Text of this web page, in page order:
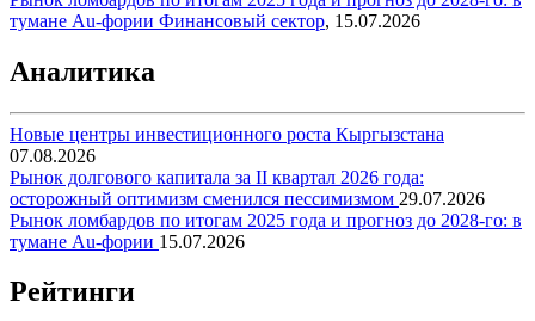
тумане Au-фории Финансовый сектор, 15.07.2026
Аналитика
Новые центры инвестиционного роста Кыргызстана
07.08.2026
Рынок долгового капитала за II квартал 2026 года:
осторожный оптимизм сменился пессимизмом 29.07.2026
Рынок ломбардов по итогам 2025 года и прогноз до 2028-го: в
тумане Au-фории 15.07.2026
Рейтинги